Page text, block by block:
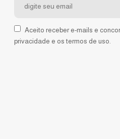
Aceito receber e-mails e
privacidade e os termos de uso.